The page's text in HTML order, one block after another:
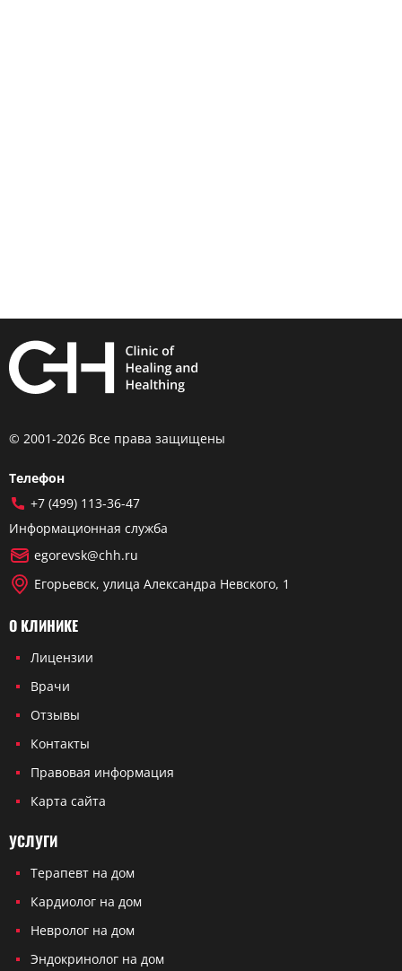
© 2001-2026 Все права защищены
Телефон
+7 (499) 113-36-47
Информационная служба
egorevsk@chh.ru
Егорьевск, улица Александра Невского, 1
О КЛИНИКЕ
Лицензии
Врачи
Отзывы
Контакты
Правовая информация
Карта сайта
УСЛУГИ
Терапевт на дом
Кардиолог на дом
Невролог на дом
Эндокринолог на дом